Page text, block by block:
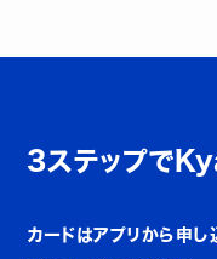
3ステップで
カードはアプリから申